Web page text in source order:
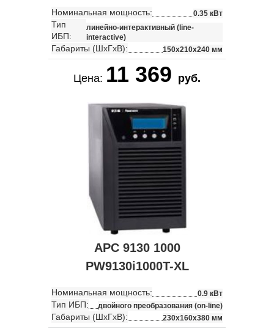
Номинальная мощность: 0.35 кВт
Тип
ИБП:
линейно-интерактивный (line-
interactive)
Габариты (ШхГхВ): 150x210x240 мм
Цена: 11 369 руб.
APC 9130 1000
PW9130i1000T-XL
Номинальная мощность: 0.9 кВт
Тип ИБП: двойного преобразования (on-line)
Габариты (ШхГхВ): 230x160x380 мм